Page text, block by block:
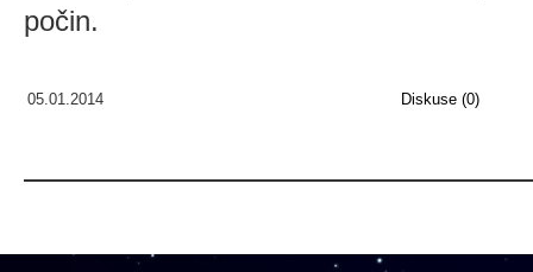
počin.
05.01.2014 Diskuse (0)